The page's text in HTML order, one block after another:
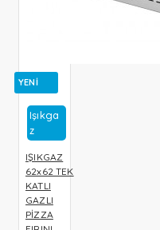
YENI
Işıkga
Z
IŞIKGAZ
62x62 TEK
KATLI
GAZLI
PİZZA